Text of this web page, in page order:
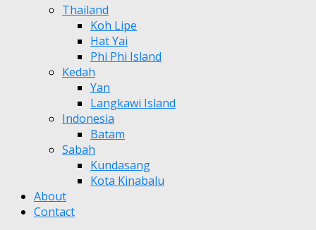
Thailand
Koh Lipe
Hat Yai
Phi Phi Island
Kedah
Yan
Langkawi Island
Indonesia
Batam
Sabah
Kundasang
Kota Kinabalu
About
Contact